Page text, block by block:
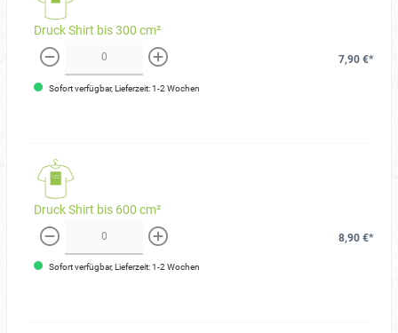
Druck Shirt bis 300 cm²
weniger mehr
7,90 €*
Sofort verfügbar, Lieferzeit: 1-2 Wochen
Druck Shirt bis 600 cm²
weniger mehr
8,90 €*
Sofort verfügbar, Lieferzeit: 1-2 Wochen